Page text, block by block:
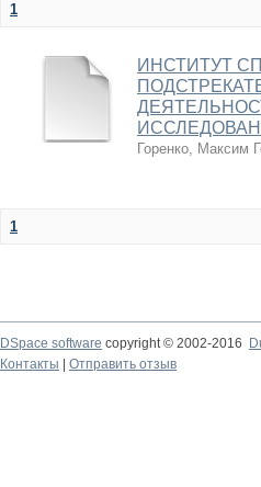
1
ИНСТИТУТ
Горенко, Максим
1
DSpace software copyright © 2002-2016
Контакты
Отправить отзыв